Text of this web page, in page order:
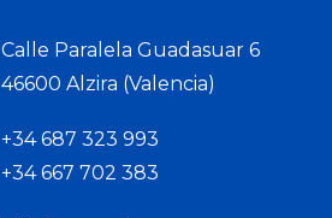
Calle Paralela Guadasuar 6
46600 Alzira (Valencia)
+34 687 323 993
+34 667 702 383